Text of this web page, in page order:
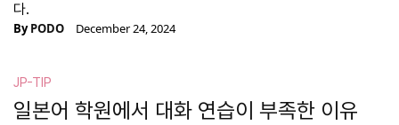
다.
ByPODO December 24, 2024
JP-TIP
일본어 학원에서 대화 연습이 부족한 이유